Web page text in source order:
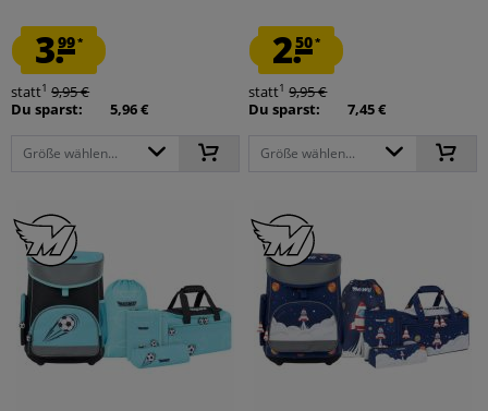
3.99*
statt1 9,95 €
Du sparst:
5,96 €
Größe wählen...
2.50*
statt1 9,95 €
Du sparst:
7,45 €
Größe wählen...